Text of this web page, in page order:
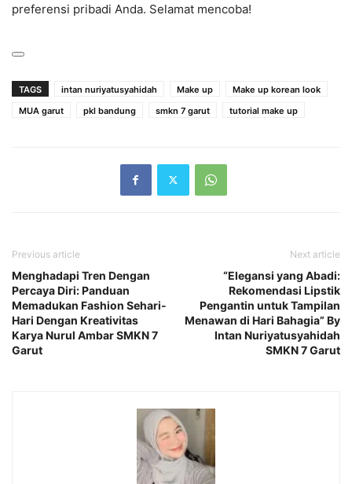
preferensi pribadi Anda. Selamat mencoba!
TAGS intan nuriyatusyahidah Make up
Make up korean look
MUA garut
pkl bandung smkn 7 garut tutorial make up
Previous article
Menghadapi Tren Dengan
Percaya Diri: Panduan
Memadukan Fashion Sehari-
Hari Dengan Kreativitas
Karya Nurul Ambar SMKN 7
Garut
Next article
“Elegansi yang Abadi:
Rekomendasi Lipstik
Pengantin untuk Tampilan
Menawan di Hari Bahagia” By
Intan Nuriyatusyahidah
SMKN 7 Garut